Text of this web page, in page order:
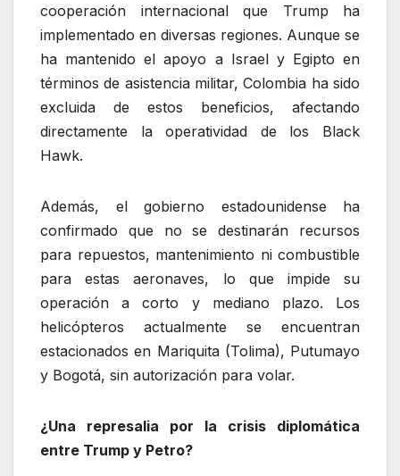
cooperación internacional que Trump ha
implementado en diversas regiones. Aunque se
ha mantenido el apoyo a Israel y Egipto en
términos de asistencia militar, Colombia ha sido
excluida de estos beneficios, afectando
directamente la operatividad de los Black
Hawk.
Además, el gobierno estadounidense ha
confirmado que no se destinarán recursos
para repuestos, mantenimiento ni combustible
para estas aeronaves, lo que impide su
operación a corto y mediano plazo. Los
helicópteros actualmente se encuentran
estacionados en Mariquita (Tolima), Putumayo
y Bogotá, sin autorización para volar.
¿Una represalia por la crisis diplomática
entre Trump y Petro?